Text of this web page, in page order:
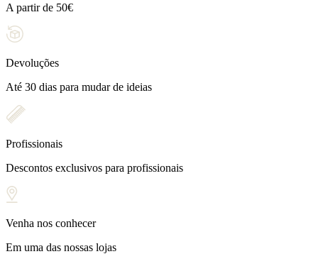
A partir de 50€
Devoluções
Até 30 dias para mudar de ideias
Profissionais
Descontos exclusivos para profissionais
Venha nos conhecer
Em uma das nossas lojas